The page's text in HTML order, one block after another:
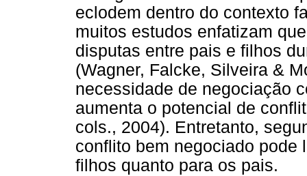
eclodem dentro do contexto
muitos estudos enfatizam
disputas entre pais e filhos
(Wagner, Falcke, Silveira &
necessidade de negociação
aumenta o potencial de
cols., 2004). Entretanto,
conflito bem negociado pode
filhos quanto para os pais.